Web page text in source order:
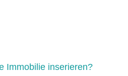
Immobilie inserieren?